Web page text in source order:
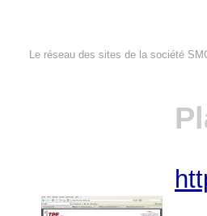
Le réseau des sites de la société